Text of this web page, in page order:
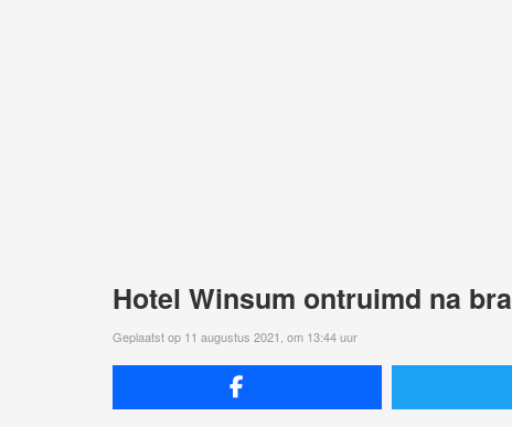
Hotel Winsum ontruimd na
Geplaatst op 11 augustus 2021, om 13:44 uur